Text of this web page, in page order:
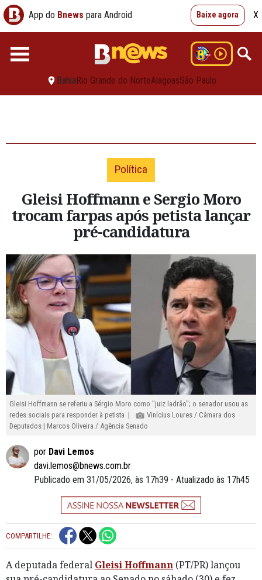
App do Bnews para Android Baixe agora X
BahiaRio Grande do NorteAlagoasSão Paulo
Política
Gleisi Hoffmann e Sergio Moro
trocam farpas após petista lançar
pré-candidatura
Gleisi Hoffmann se referiu a Sérgio Moro como "juiz ladrão"; o senador usou as
redes sociais para responder à petista |
Vinícius Loures / Câmara dos
Deputados | Marcos Oliveira / Agência Senado
por Davi Lemos
davi.lemos@bnews.com.br
Publicado em 31/05/2026, às 17h39 - Atualizado às 17h45
COMPARTILHE:
A deputada federal Gleisi Hoffmann (PT/PR) lançou